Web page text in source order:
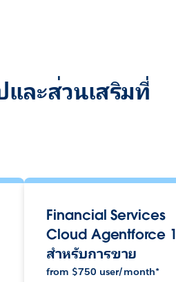
ละส่วนเสริมที่
Financial Services
Cloud Agentforce 1
สำหรับการขาย
from $750 user/month*